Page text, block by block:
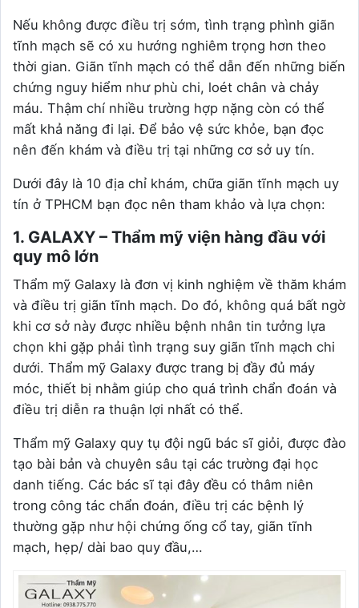
Nếu không được điều trị sớm, tình trạng phình giãn
tĩnh mạch sẽ có xu hướng nghiêm trọng hơn theo
thời gian. Giãn tĩnh mạch có thể dẫn đến những biến
chứng nguy hiểm như phù chi, loét chân và chảy
máu. Thậm chí nhiều trường hợp nặng còn có thể
mất khả năng đi lại. Để bảo vệ sức khỏe, bạn đọc
nên đến khám và điều trị tại những cơ sở uy tín.
Dưới đây là 10 địa chỉ khám, chữa giãn tĩnh mạch uy
tín ở TPHCM bạn đọc nên tham khảo và lựa chọn:
1. GALAXY – Thẩm mỹ viện hàng đầu với
quy mô lớn
Thẩm mỹ Galaxy là đơn vị kinh nghiệm về thăm khám
và điều trị giãn tĩnh mạch. Do đó, không quá bất ngờ
khi cơ sở này được nhiều bệnh nhân tin tưởng lựa
chọn khi gặp phải tình trạng suy giãn tĩnh mạch chi
dưới. Thẩm mỹ Galaxy được trang bị đầy đủ máy
móc, thiết bị nhằm giúp cho quá trình chẩn đoán và
điều trị diễn ra thuận lợi nhất có thể.
Thẩm mỹ Galaxy quy tụ đội ngũ bác sĩ giỏi, được đào
tạo bài bản và chuyên sâu tại các trường đại học
danh tiếng. Các bác sĩ tại đây đều có thâm niên
trong công tác chẩn đoán, điều trị các bệnh lý
thường gặp như hội chứng ống cổ tay, giãn tĩnh
mạch, hẹp/ dài bao quy đầu,…